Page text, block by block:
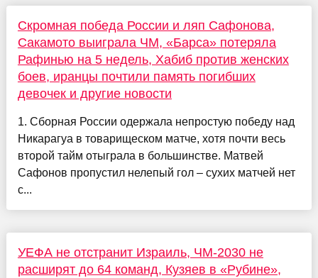
Скромная победа России и ляп Сафонова,
Сакамото выиграла ЧМ, «Барса» потеряла
Рафинью на 5 недель, Хабиб против женских
боев, иранцы почтили память погибших
девочек и другие новости
1. Сборная России одержала непростую победу над
Никарагуа в товарищеском матче, хотя почти весь
второй тайм отыграла в большинстве. Матвей
Сафонов пропустил нелепый гол – сухих матчей нет
с...
УЕФА не отстранит Израиль, ЧМ-2030 не
расширят до 64 команд, Кузяев в «Рубине»,